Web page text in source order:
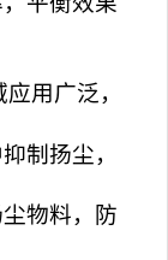
用广泛，
制扬尘，
物料，防